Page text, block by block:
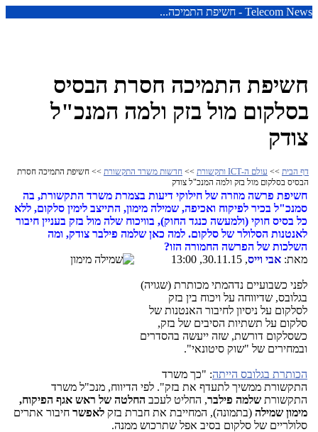
Telecom News - חשיפת התמיכה...
חשיפת התמיכה חסרת הבסיס
בסלקום מול בזק ולמה המנכ"ל
צודק
דף הבית >> עולם ה-ICT ותקשורת >> חדשות משרד התקשורת >> חשיפת התמיכה חסרת
הבסיס בסלקום מול בזק ולמה המנכ"ל צודק
חשיפת פרשה מוזרה של חילוקי דיעות בצמרת משרד התקשורת, בה
סמנכ"ל בכיר לפיקוח ואכיפה, שמילה מימון, התייצב לימין סלקום, ללא
כל בסיס חוקי (ולמעשה כנגד החוק), בוויכוח שלה מול בזק בעניין חיבור
לאנטנות הסלולר של סלקום. למה כאן שלמה פילבר צודק, ומה
השלכות של הפרשה החמורה הזו?
מאת: אבי וייס, 30.11.15, 13:00
לפני כשבועיים נדהמתי מכותרת (שגויה)
בגלובס, שדיווחה על ויכוח בין בזק
לסלקום על ניסיון לחיבור האנטנות של
סלקום על תשתיות הסיבים של בזק,
כשסלקום דורשת, שזה ייעשה בהסדרים
ובמחירים של "שוק סיטונאי".
הכותרת בגלובס הייתה: "כך משרד
התקשורת ממשיך לתעדף את בזק". לפי הדיווח, מנכ"ל משרד
התקשורת שלמה פילבר, החליט לעכב החלטה של ראש אגף הפיקוח,
מימון שמילה (בתמונה), המחייבת את חברת בזק לאפשר חיבור אתרים
סלולריים של סלקום בסיב אפל שתרכוש ממנה.